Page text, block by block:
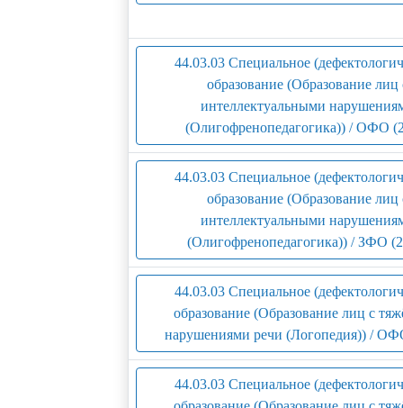
44.03.03 Специальное
образование (Образование лиц
интеллектуальными
(Олигофренопедагогика)) / ОФО
44.03.03 Специальное
образование (Образование лиц
интеллектуальными
(Олигофренопедагогика)) / ЗФО
44.03.03 Специальное
образование (Образование лиц с
нарушениями речи (Логопедия)) /
44.03.03 Специальное